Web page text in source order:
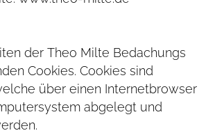
der Theo Milte Bedachungs
Cookies. Cookies sind
über einen Internetbrowser
abgelegt und